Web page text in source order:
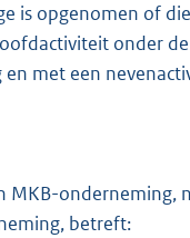
is opgenomen of
onder
met een
MKB-onderneming,
betreft: